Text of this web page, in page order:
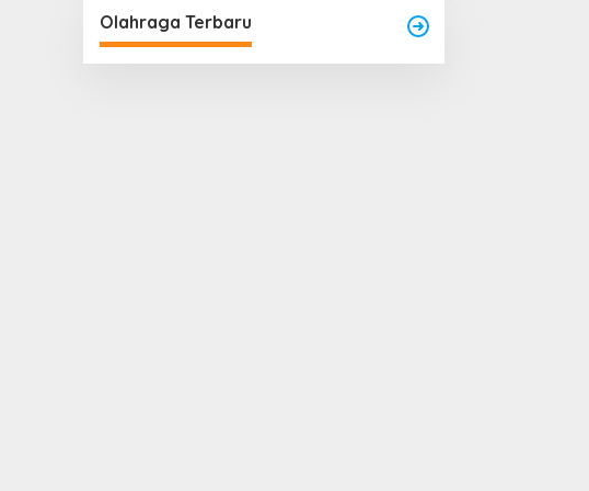
Olahraga Terbaru